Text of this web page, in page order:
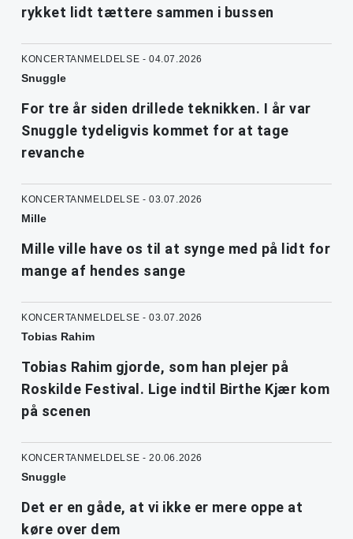
rykket lidt tættere sammen i bussen
KONCERTANMELDELSE - 04.07.2026
Snuggle
For tre år siden drillede teknikken. I år var
Snuggle tydeligvis kommet for at tage
revanche
KONCERTANMELDELSE - 03.07.2026
Mille
Mille ville have os til at synge med på lidt for
mange af hendes sange
KONCERTANMELDELSE - 03.07.2026
Tobias Rahim
Tobias Rahim gjorde, som han plejer på
Roskilde Festival. Lige indtil Birthe Kjær kom
på scenen
KONCERTANMELDELSE - 20.06.2026
Snuggle
Det er en gåde, at vi ikke er mere oppe at
køre over dem